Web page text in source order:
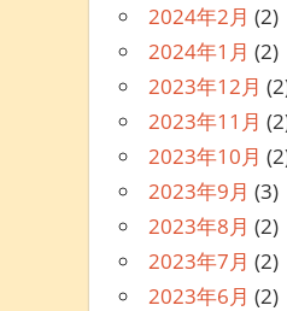
2024年2月 (2)
2024年1月 (2)
2023年12月
2023年11月
2023年10月
2023年9月 (3)
2023年8月 (2)
2023年7月 (2)
2023年6月 (2)